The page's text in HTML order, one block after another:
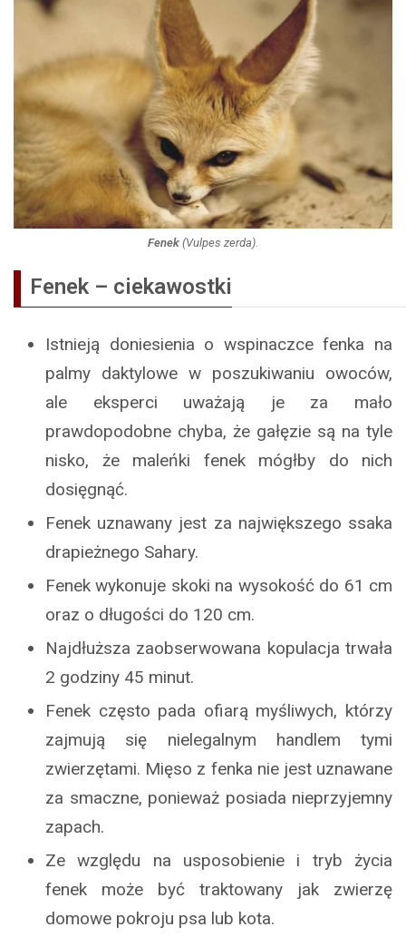
Fenek (Vulpes zerda).
Fenek – ciekawostki
Istnieją doniesienia o wspinaczce fenka na
palmy daktylowe w poszukiwaniu owoców,
ale eksperci uważają je za mało
prawdopodobne chyba, że gałęzie są na tyle
nisko, że maleńki fenek mógłby do nich
dosięgnąć.
Fenek uznawany jest za największego ssaka
drapieżnego Sahary.
Fenek wykonuje skoki na wysokość do 61 cm
oraz o długości do 120 cm.
Najdłuższa zaobserwowana kopulacja trwała
2 godziny 45 minut.
Fenek często pada ofiarą myśliwych, którzy
zajmują się nielegalnym handlem tymi
zwierzętami. Mięso z fenka nie jest uznawane
za smaczne, ponieważ posiada nieprzyjemny
zapach.
Ze względu na usposobienie i tryb życia
fenek może być traktowany jak zwierzę
domowe pokroju psa lub kota.